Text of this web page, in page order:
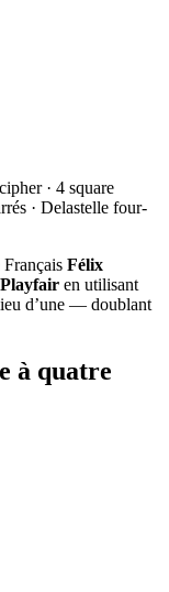
· 4 square
· Delastelle four-
Français Félix
Playfair en utilisant
d’une — doublant
à quatre